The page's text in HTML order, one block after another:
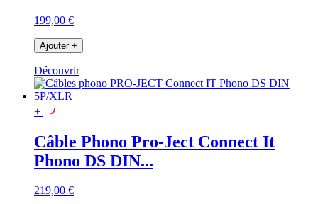
199,00 €
Ajouter +
Découvrir
+
Câble Phono Pro-Ject Connect It
Phono DS DIN...
219,00 €